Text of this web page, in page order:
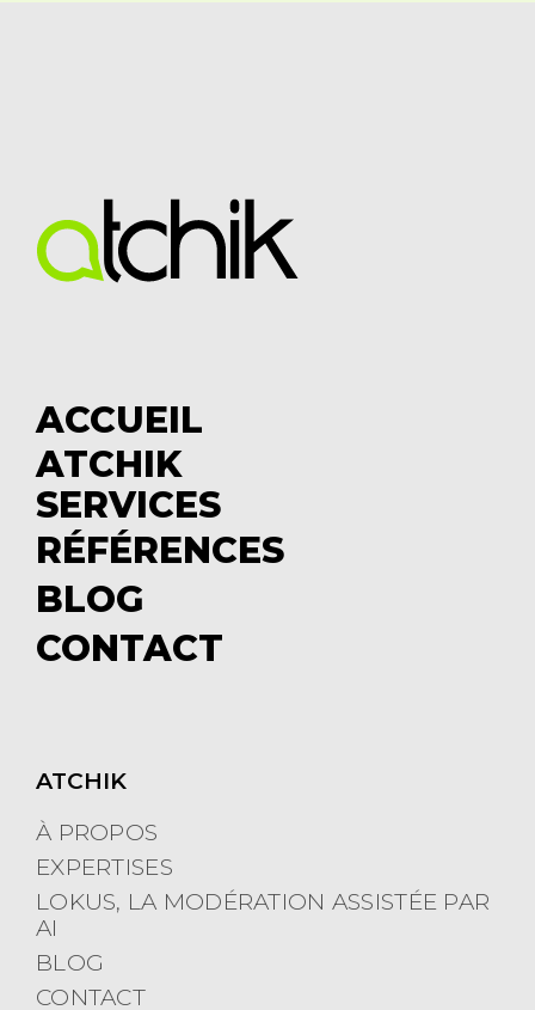
ACCUEIL
ATCHIK
SERVICES
RÉFÉRENCES
BLOG
CONTACT
ATCHIK
À PROPOS
EXPERTISES
LOKUS, LA MODÉRATION ASSISTÉE PAR
AI
BLOG
CONTACT